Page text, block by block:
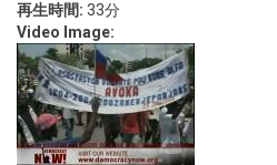
再生時間: 33分
Video Image: